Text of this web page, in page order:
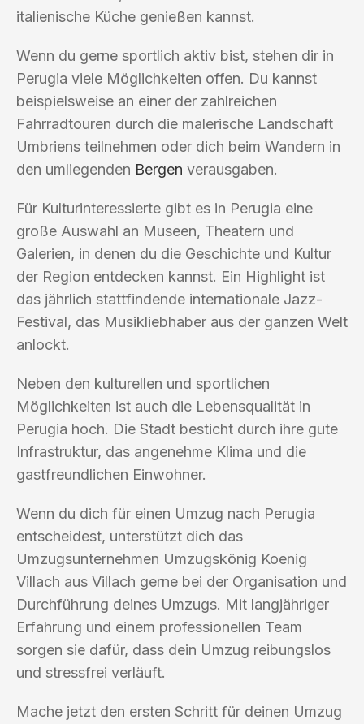
italienische Küche genießen kannst.
Wenn du gerne sportlich aktiv bist, stehen dir in
Perugia viele Möglichkeiten offen. Du kannst
beispielsweise an einer der zahlreichen
Fahrradtouren durch die malerische Landschaft
Umbriens teilnehmen oder dich beim Wandern in
den umliegenden Bergen verausgaben.
Für Kulturinteressierte gibt es in Perugia eine
große Auswahl an Museen, Theatern und
Galerien, in denen du die Geschichte und Kultur
der Region entdecken kannst. Ein Highlight ist
das jährlich stattfindende internationale Jazz-
Festival, das Musikliebhaber aus der ganzen Welt
anlockt.
Neben den kulturellen und sportlichen
Möglichkeiten ist auch die Lebensqualität in
Perugia hoch. Die Stadt besticht durch ihre gute
Infrastruktur, das angenehme Klima und die
gastfreundlichen Einwohner.
Wenn du dich für einen Umzug nach Perugia
entscheidest, unterstützt dich das
Umzugsunternehmen Umzugskönig Koenig
Villach aus Villach gerne bei der Organisation und
Durchführung deines Umzugs. Mit langjähriger
Erfahrung und einem professionellen Team
sorgen sie dafür, dass dein Umzug reibungslos
und stressfrei verläuft.
Mache jetzt den ersten Schritt für deinen Umzug